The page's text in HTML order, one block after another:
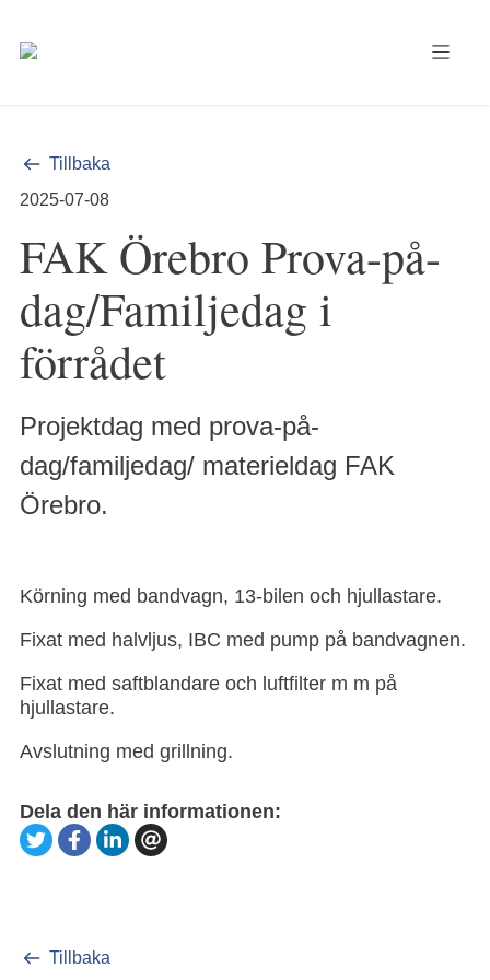
Tillbaka
2025-07-08
FAK Örebro Prova-på-
dag/Familjedag i
förrådet
Projektdag med prova-på-
dag/familjedag/ materieldag FAK
Örebro.
Körning med bandvagn, 13-bilen och hjullastare.
Fixat med halvljus, IBC med pump på bandvagnen.
Fixat med saftblandare och luftfilter m m på
hjullastare.
Avslutning med grillning.
Dela den här informationen:
Tillbaka